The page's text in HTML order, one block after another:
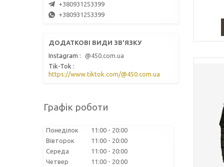
+380931253399
+380931253399
Instagram
@450.com.ua
Tik-Tok
https://www.tiktok.com/@450.com.ua
Графік роботи
Понеділок 11:00
20:00
Вівторок
11:00
20:00
Середа
11:00
20:00
Четвер
11:00
20:00